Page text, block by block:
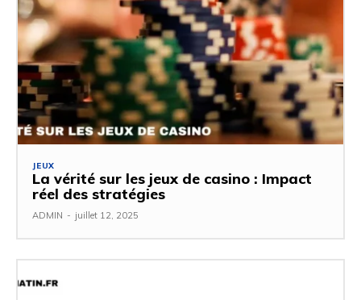
JEUX
La vérité sur les jeux de casino : Impact
réel des stratégies
ADMIN - juillet 12, 2025